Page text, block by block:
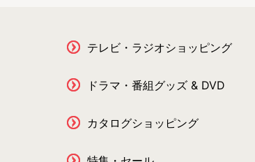
テレビ・ラジオショッピング
ドラマ・番組グッズ & DVD
カタログショッピング